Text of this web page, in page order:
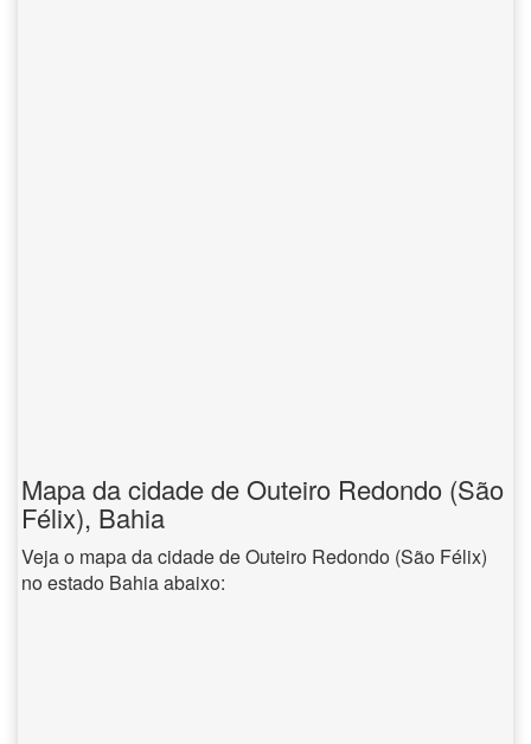
Mapa da cidade de Outeiro Redondo (São
Félix), Bahia
Veja o mapa da cidade de Outeiro Redondo (São Félix)
no estado Bahia abaixo: